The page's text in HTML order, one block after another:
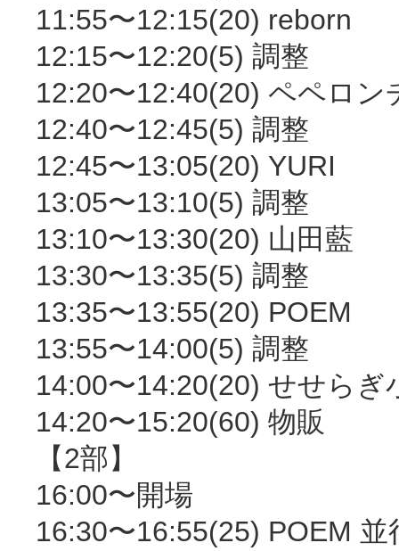
11:55〜12:15(20) reborn
12:15〜12:20(5) 調整
12:20〜12:40(20) ペペロン
12:40〜12:45(5) 調整
12:45〜13:05(20) YURI
13:05〜13:10(5) 調整
13:10〜13:30(20) 山田藍
13:30〜13:35(5) 調整
13:35〜13:55(20) POEM
13:55〜14:00(5) 調整
14:00〜14:20(20) せせらぎ
14:20〜15:20(60) 物販
【2部】
16:00〜開場
16:30〜16:55(25) POEM 並